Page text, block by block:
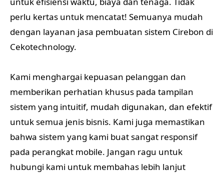
perlu kertas untuk mencatat! Semuanya mudah
dengan layanan jasa pembuatan sistem Cirebon di
Cekotechnology.
Kami menghargai kepuasan pelanggan dan
memberikan perhatian khusus pada tampilan
sistem yang intuitif, mudah digunakan, dan efektif
untuk semua jenis bisnis. Kami juga memastikan
bahwa sistem yang kami buat sangat responsif
pada perangkat mobile. Jangan ragu untuk
hubungi kami untuk membahas lebih lanjut